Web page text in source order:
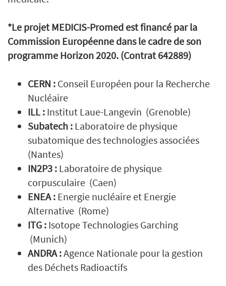
*Le projet MEDICIS-Promed est financé par la
Commission Européenne dans le cadre de son
programme Horizon 2020. (Contrat 642889)
CERN : Conseil Européen pour la Recherche
Nucléaire
ILL : Institut Laue-Langevin (Grenoble)
Subatech : Laboratoire de physique
subatomique des technologies associées
(Nantes)
IN2P3 : Laboratoire de physique
corpusculaire (Caen)
ENEA : Energie nucléaire et Energie
Alternative (Rome)
ITG : Isotope Technologies Garching
(Munich)
ANDRA :Agence Nationale pour la gestion
des Déchets Radioactifs